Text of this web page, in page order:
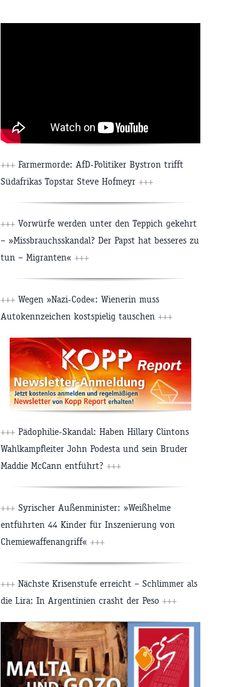
+++ Farmermorde: AfD-Politiker Bystron trifft
Südafrikas Topstar Steve Hofmeyr +++
+++ Vorwürfe werden unter den Teppich gekehrt
– »Missbrauchsskandal? Der Papst hat besseres zu
tun – Migranten« +++
+++ Wegen »Nazi-Code«: Wienerin muss
Autokennzeichen kostspielig tauschen +++
+++ Pädophilie-Skandal: Haben Hillary Clintons
Wahlkampfleiter John Podesta und sein Bruder
Maddie McCann entführt? +++
+++ Syrischer Außenminister: »Weißhelme
entführten 44 Kinder für Inszenierung von
Chemiewaffenangriff« +++
+++ Nächste Krisenstufe erreicht – Schlimmer als
die Lira: In Argentinien crasht der Peso +++